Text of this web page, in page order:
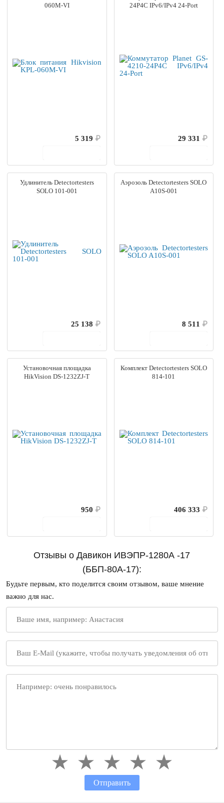
060M-VI
5 319 ₽
24P4C IPv6/IPv4 24-Port
29 331 ₽
Удлинитель Detectortesters
SOLO 101-001
25 138 ₽
Аэрозоль Detectortesters SOLO
A10S-001
8 511 ₽
Установочная площадка
HikVision DS-1232ZJ-T
950 ₽
Комплект Detectortesters SOLO
814-101
406 333 ₽
Отзывы о Давикон ИВЭПР-1280А -17
(ББП-80А-17):
Будьте первым, кто поделится своим отзывом, ваше мнение
важно для нас.
Отправить